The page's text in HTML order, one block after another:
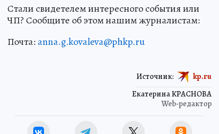
Стали свидетелем интересного события или
ЧП? Сообщите об этом нашим журналистам:
Почта: anna.g.kovaleva@phkp.ru
Екатерина КРАСНОВА
Web-редактор
Источник: kp.ru